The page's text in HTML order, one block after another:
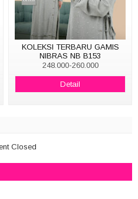
KOLEKSI TERBARU GAMIS
NIBRAS NB B153
248.000-260.000
Detail
Closed